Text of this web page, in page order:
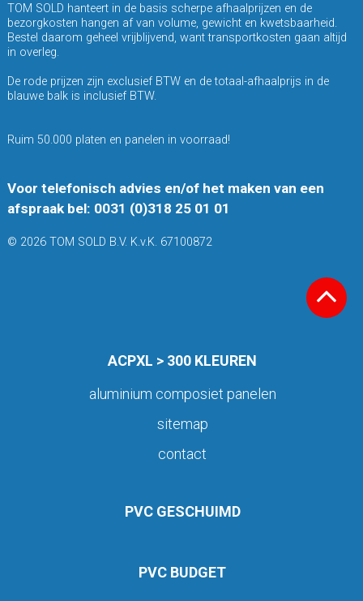
TOM SOLD hanteert in de basis scherpe afhaalprijzen en de
bezorgkosten hangen af van volume, gewicht en kwetsbaarheid.
Bestel daarom geheel vrijblijvend, want transportkosten gaan altijd
in overleg.
De rode prijzen zijn exclusief BTW en de totaal-afhaalprijs in de
blauwe balk is inclusief BTW.
Ruim 50.000 platen en panelen in voorraad!
Voor telefonisch advies en/of het maken van een
afspraak bel: 0031 (0)318 25 01 01
© 2026 TOM SOLD B.V. K.v.K. 67100872
ACPXL > 300 KLEUREN
aluminium composiet panelen
sitemap
contact
PVC GESCHUIMD
PVC BUDGET